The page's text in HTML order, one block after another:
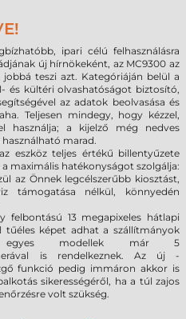
ipari célú felhasználásra
új hírnökeként, az MC9300 az
teszi azt. Kategóriáján belül a
és kültéri olvashatóságot biztosító,
az adatok beolvasása és
Teljesen mindegy, hogy kézzel,
használja; a kijelző még nedves
marad.
eszköz teljes értékű billentyűzete
maximális hatékonyságot szolgálja:
az Önnek legcélszerűbb kiosztást,
támogatása nélkül, könnyedén
felbontású 13 megapixeles hátlapi
tűéles képet adhat a szállítmányok
egyes modellek már 5
is rendelkeznek. Az új -
funkció pedig immáron akkor is
sikerességéről, ha a túl zajos
volt szükség.